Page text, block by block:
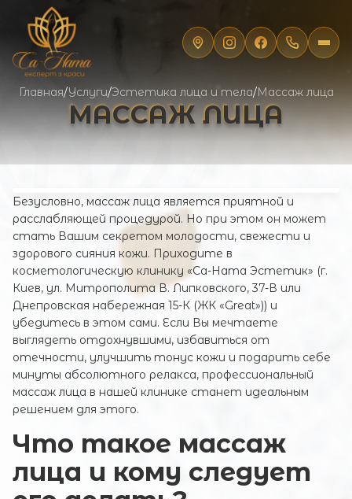
Главная/Услуги/Эстетика лица и тела/Массаж лица
МАССАЖ ЛИЦА
Безусловно, массаж лица является приятной и
расслабляющей процедурой. Но при этом он может
стать Вашим секретом молодости, свежести и
здорового сияния кожи. Приходите в
косметологическую клинику «Са-Ната Эстетик» (г.
Киев, ул. Митрополита В. Липковского, 37-В или
Днепровская набережная 15-К (ЖК «Great»)) и
убедитесь в этом сами. Если Вы мечтаете
выглядеть отдохнувшими, избавиться от
отечности, улучшить тонус кожи и подарить себе
минуты абсолютного релакса, профессиональный
массаж лица в нашей клинике станет идеальным
решением для этого.
Что такое массаж
лица и кому следует